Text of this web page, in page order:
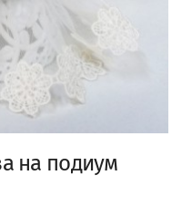
на подиум